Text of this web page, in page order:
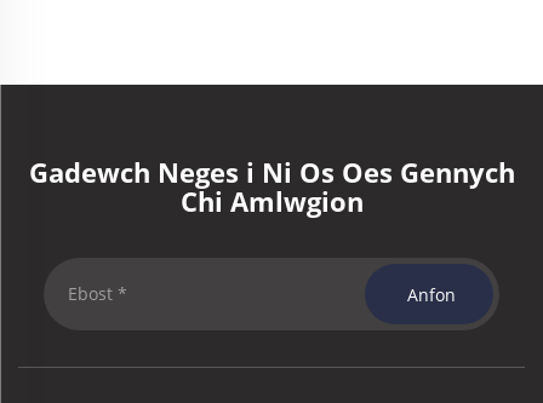
Gadewch Neges i Ni Os Oes Gennych
Chi Amlwgion
Anfon